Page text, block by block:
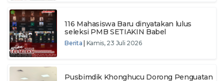
116 Mahasiswa Baru dinyatakan lulus
seleksi PMB SETIAKIN Babel
Berita Kamis, 23 Juli 2026
Pusbimdik Khonghucu Dorong Penguatan